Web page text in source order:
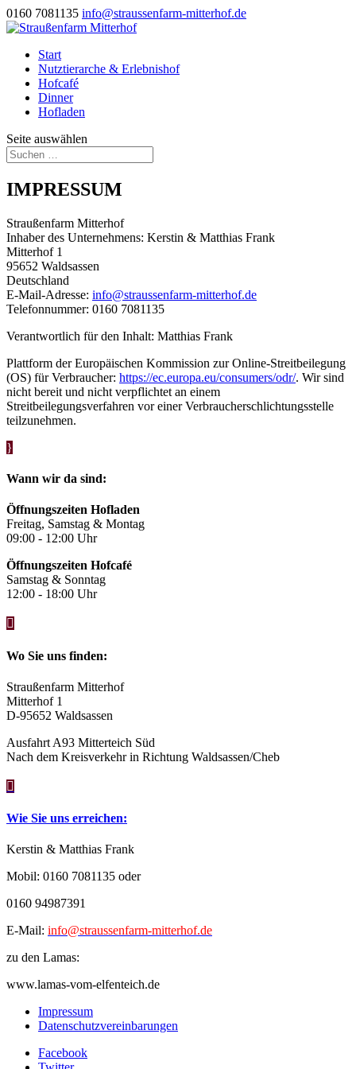
0160 7081135 info@straussenfarm-mitterhof.de
Start
Nutztierarche & Erlebnishof
Hofcafé
Dinner
Hofladen
Seite auswählen
IMPRESSUM
Straußenfarm Mitterhof
Inhaber des Unternehmens: Kerstin & Matthias Frank
Mitterhof 1
95652 Waldsassen
Deutschland
E-Mail-Adresse: info@straussenfarm-mitterhof.de
Telefonnummer: 0160 7081135
Verantwortlich für den Inhalt: Matthias Frank
Plattform der Europäischen Kommission zur Online-Streitbeilegung
(OS) für Verbraucher: https://ec.europa.eu/consumers/odr/. Wir sind
nicht bereit und nicht verpflichtet an einem
Streitbeilegungsverfahren vor einer Verbraucherschlichtungsstelle
teilzunehmen.
}
Wann wir da sind:
Öffnungszeiten Hofladen
Freitag, Samstag & Montag
09:00 - 12:00 Uhr
Öffnungszeiten Hofcafé
Samstag & Sonntag
12:00 - 18:00 Uhr

Wo Sie uns finden:
Straußenfarm Mitterhof
Mitterhof 1
D-95652 Waldsassen
Ausfahrt A93 Mitterteich Süd
Nach dem Kreisverkehr in Richtung Waldsassen/Cheb

Wie Sie uns erreichen:
Kerstin & Matthias Frank
Mobil: 0160 7081135 oder
0160 94987391
E-Mail: info@straussenfarm-mitterhof.de
zu den Lamas:
www.lamas-vom-elfenteich.de
Impressum
Datenschutzvereinbarungen
Facebook